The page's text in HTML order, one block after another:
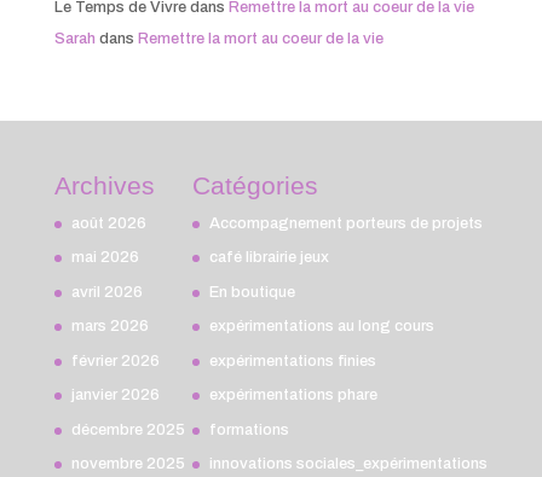
Le Temps de Vivredans Remettre la mort au coeur de la vie
Sarah dans Remettre la mort au coeur de la vie
Archives
août 2026
mai 2026
avril 2026
mars 2026
février 2026
janvier 2026
décembre 2025
novembre 2025
Catégories
Accompagnement porteurs de projets
café librairie jeux
En boutique
expérimentations au long cours
expérimentations finies
expérimentations phare
formations
innovations sociales_expérimentations